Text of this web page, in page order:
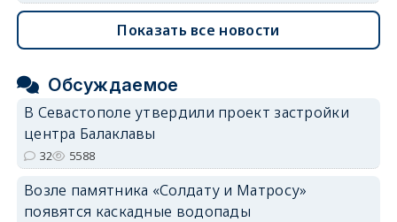
Показать все новости
Обсуждаемое
В Севастополе утвердили проект застройки
центра Балаклавы
32 5588
Возле памятника «Солдату и Матросу»
появятся каскадные водопады